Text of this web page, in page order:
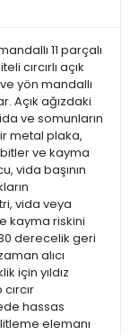
11 parçalı
cırcırlı açık
yön mandallı
Açık ağızdaki
ve somunların
metal plaka,
ve kayma
vida başının
vida veya
kayma riskini
derecelik geri
alıcı
için yıldız
hassas
elemanı